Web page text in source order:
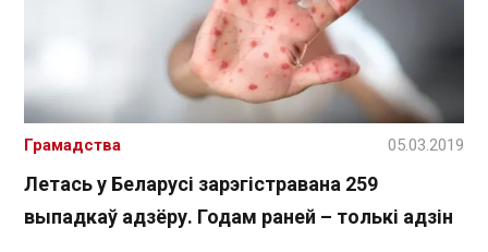
Летась у Беларусі зарэгістравана 259
выпадкаў адзёру. Годам раней – толькі адзін
Грамадства 05.03.2019